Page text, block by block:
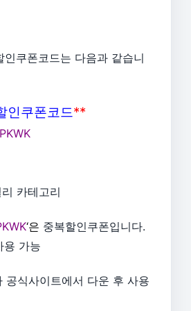
인쿠폰코드는 다음과 같습니
인쿠폰코드**
카테고리
‘은 중복할인쿠폰입니다.
용 가능
공식사이트에서 다운 후 사용